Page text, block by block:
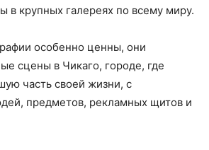
в крупных галереях по всему миру.
особенно ценны, они
сцены в Чикаго, городе, где
часть своей жизни, с
предметов, рекламных щитов и